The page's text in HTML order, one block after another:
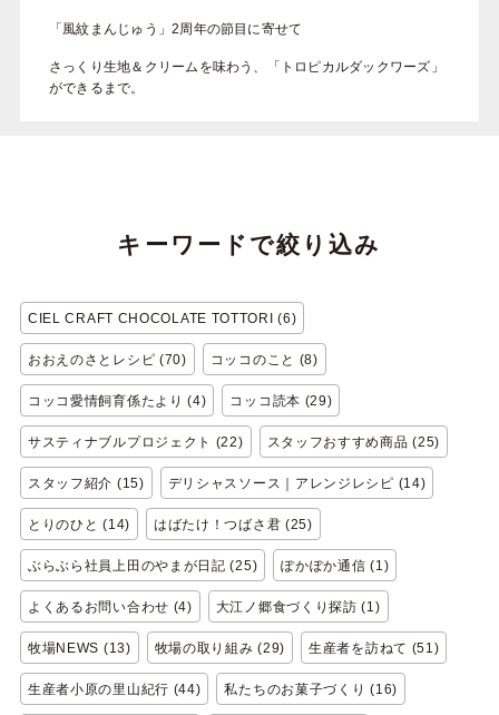
「風紋まんじゅう」2周年の節目に寄せて
さっくり生地＆クリームを味わう、「トロピカルダックワーズ」
ができるまで。
キーワードで絞り込み
CIEL CRAFT CHOCOLATE TOTTORI (6)
おおえのさとレシピ (70) コッコのこと (8)
コッコ愛情飼育係たより (4) コッコ読本 (29)
サスティナブルプロジェクト (22) スタッフおすすめ商品 (25)
スタッフ紹介 (15) デリシャスソース｜アレンジレシピ (14)
とりのひと (14) はばたけ！つばさ君 (25)
ぶらぶら社員上田のやまが日記 (25) ぽかぽか通信 (1)
よくあるお問い合わせ (4) 大江ノ郷食づくり探訪 (1)
牧場NEWS (13) 牧場の取り組み (29) 生産者を訪ねて (51)
生産者小原の里山紀行 (44) 私たちのお菓子づくり (16)